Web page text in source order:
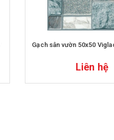
Gạch sân vườn 50x50
Liên hệ